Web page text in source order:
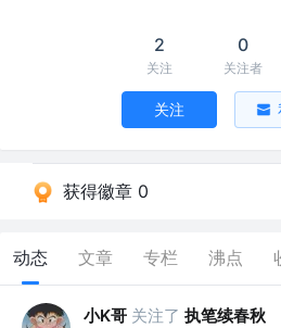
2
关注
0
关注者
关注
获得徽章 0
动态 文章 专栏 沸点
小K哥 关注了 执笔续春秋